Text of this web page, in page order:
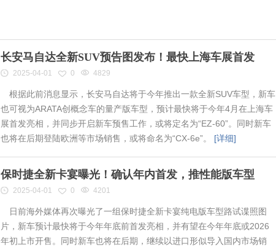
长安马自达全新SUV预告图发布！最快上海车展首发
2025-04-01 0 4829
根据此前消息显示，长安马自达将于今年推出一款全新SUV车型，新车
也可视为ARATA创概念车的量产版车型，预计最快将于今年4月在上海车
展首发亮相，并同步开启新车预售工作，或将定名为“EZ-60”。同时新车
也将在后期登陆欧洲等市场销售，或将命名为“CX-6e”。 [详细]
保时捷全新卡宴曝光！确认年内首发，推性能版车型
2025-04-01 0 4201
日前海外媒体再次曝光了一组保时捷全新卡宴纯电版车型路试谍照图
片，新车预计最快将于今年年底前首发亮相，并有望在今年年底或2026
年初上市开售。同时新车也将在后期，继续以进口形似导入国内市场销